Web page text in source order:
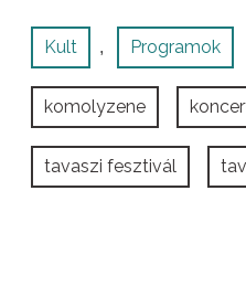
Kult , Programok
komolyzene
tavaszi fesztivál